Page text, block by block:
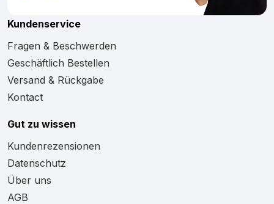
Kundenservice
Fragen & Beschwerden
Geschäftlich Bestellen
Versand & Rückgabe
Kontact
Gut zu wissen
Kundenrezensionen
Datenschutz
Über uns
AGB